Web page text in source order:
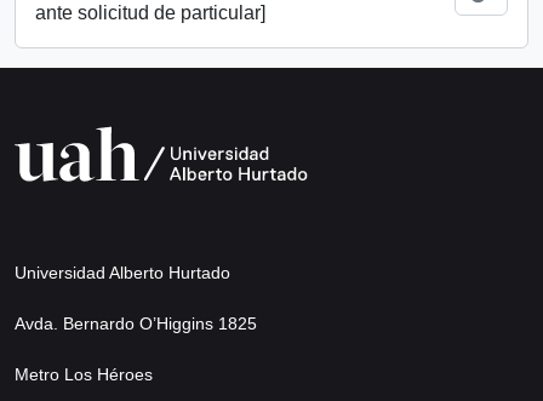
ante solicitud de particular]
Universidad Alberto Hurtado
Avda. Bernardo O’Higgins 1825
Metro Los Héroes